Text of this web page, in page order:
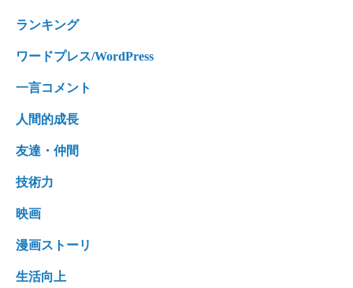
ランキング
ワードプレス/WordPress
一言コメント
人間的成長
友達・仲間
技術力
映画
漫画ストーリ
生活向上